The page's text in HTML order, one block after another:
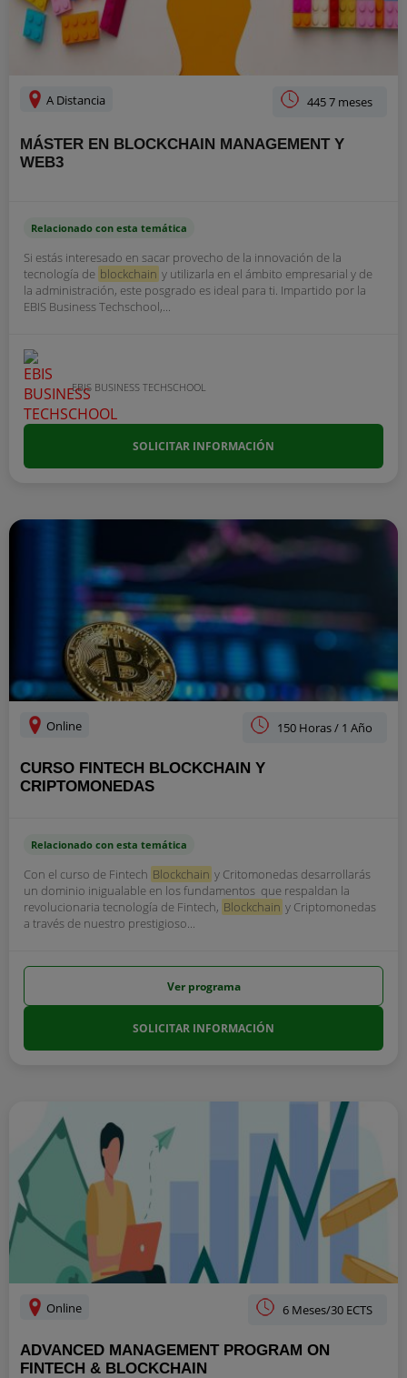
A Distancia 445 7 meses
MÁSTER EN BLOCKCHAIN MANAGEMENT Y
WEB3
Relacionado con esta temática
Si estás interesado en sacar provecho de la innovación de la
tecnología de blockchain y utilizarla en el ámbito empresarial y de
la administración, este posgrado es ideal para ti. Impartido por la
EBIS Business Techschool,...
EBIS BUSINESS TECHSCHOOL
SOLICITAR INFORMACIÓN
Online 150 Horas / 1 Año
CURSO FINTECH BLOCKCHAIN Y
CRIPTOMONEDAS
Relacionado con esta temática
Con el curso de Fintech Blockchain y Critomonedas desarrollarás
un dominio inigualable en los fundamentos que respaldan la
revolucionaria tecnología de Fintech, Blockchain y Criptomonedas
a través de nuestro prestigioso...
Ver programa
SOLICITAR INFORMACIÓN
Online 6 Meses/30 ECTS
ADVANCED MANAGEMENT PROGRAM ON
FINTECH & BLOCKCHAIN